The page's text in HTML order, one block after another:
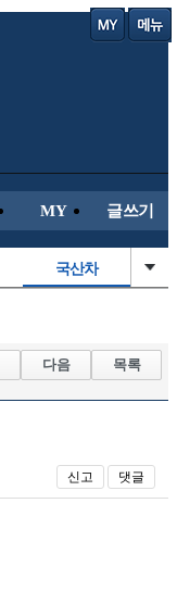
MY 글쓰기
국산차
군사/무기
다음 목록
신고 댓글